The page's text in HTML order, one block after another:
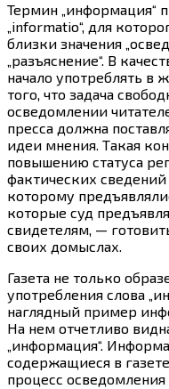
Термин „информация“
„informatio“, для
близки значения
„разъяснение“. В
начало употреблять в
того, что задача
осведомлении
пресса должна
идеи мнения. Такая
повышению статуса
фактических
которому
которые суд
свидетелям, —
своих домыслах.
Газета не только
употребления слова
наглядный пример
На нем отчетливо
„информация“.
содержащиеся в
процесс осведомления